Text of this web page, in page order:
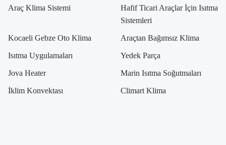
Araç Klima Sistemi
Hafif Ticari Araçlar İçin Isıtma
Sistemleri
Kocaeli Gebze Oto Klima Araçtan Bağımsız Klima
Isıtma Uygulamaları Yedek Parça
Jova Heater Marin Isıtma Soğutmaları
İklim Konvektası Climart Klima